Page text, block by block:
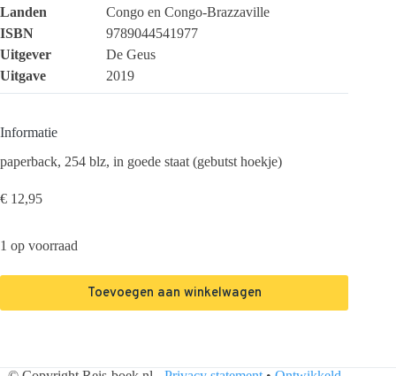
Landen
Congo en Congo-Brazzaville
ISBN
9789044541977
Uitgever
De Geus
Uitgave
2019
Informatie
paperback, 254 blz, in goede staat (gebutst hoekje)
€ 12,95
1 op voorraad
Toevoegen aan winkelwagen